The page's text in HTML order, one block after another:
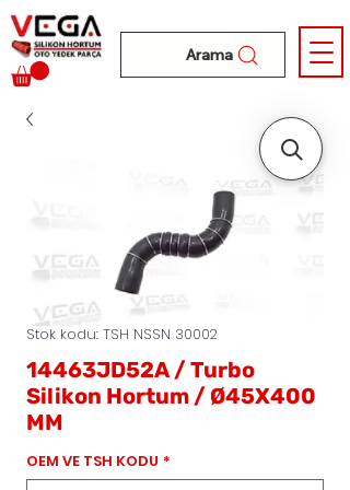
Arama
Stok kodu: TSH NSSN 30002
14463JD52A / Turbo
Silikon Hortum / Ø45X400
MM
OEM VE TSH KODU *